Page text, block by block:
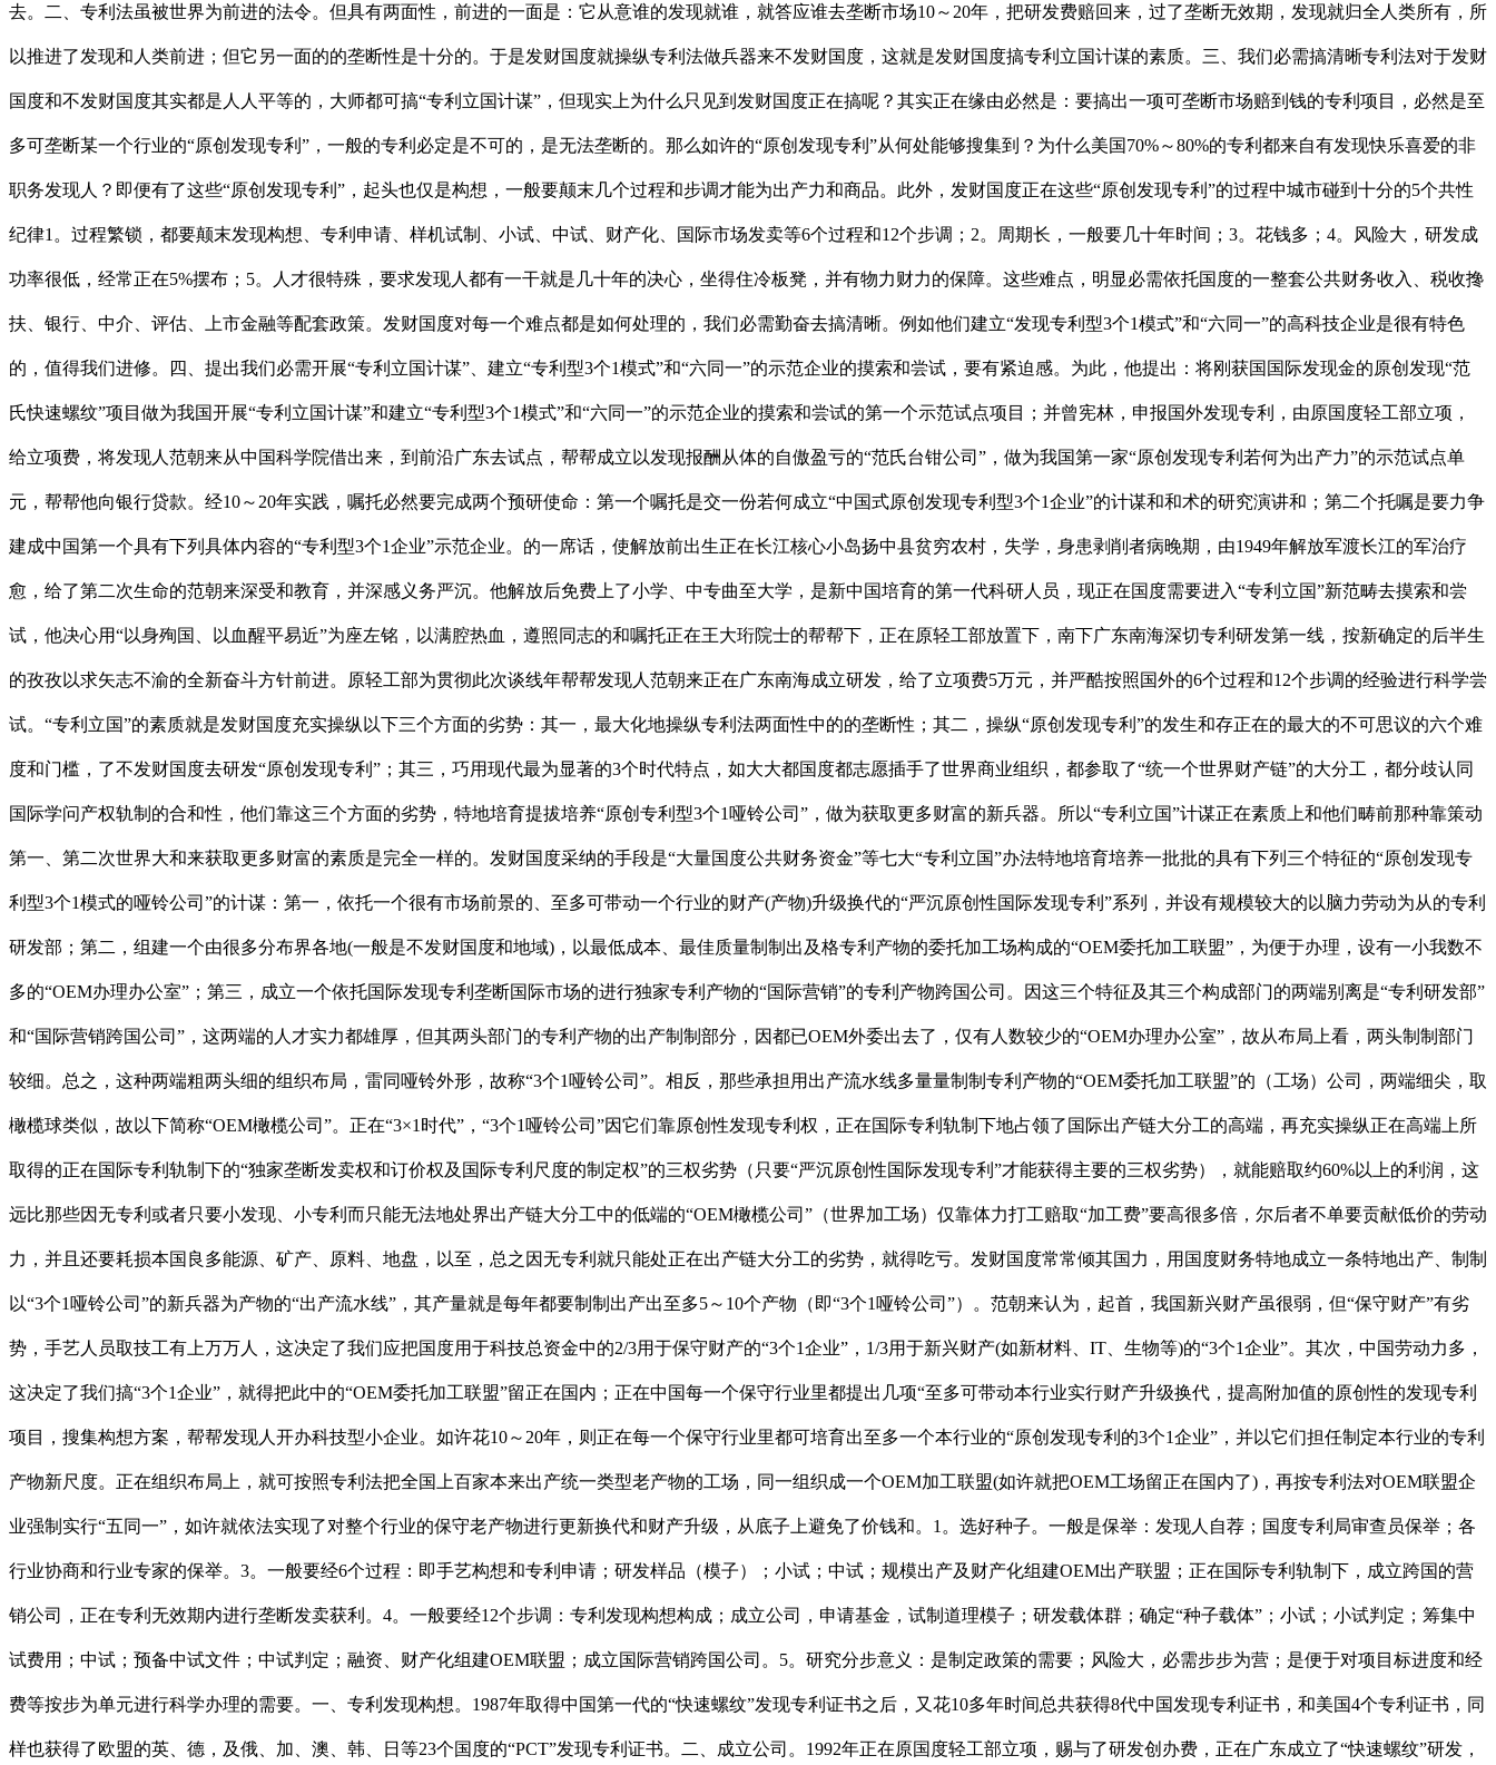
去。二、专利法虽被世界为前进的法令。但具有两面性，前进的一面是：它从意谁的发现就谁，就答应谁去垄断市场10～20年，把研发费赔回来，过了垄断无效期，发现就归全人类所有，所
以推进了发现和人类前进；但它另一面的的垄断性是十分的。于是发财国度就操纵专利法做兵器来不发财国度，这就是发财国度搞专利立国计谋的素质。三、我们必需搞清晰专利法对于发财
国度和不发财国度其实都是人人平等的，大师都可搞“专利立国计谋”，但现实上为什么只见到发财国度正在搞呢？其实正在缘由必然是：要搞出一项可垄断市场赔到钱的专利项目，必然是至
多可垄断某一个行业的“原创发现专利”，一般的专利必定是不可的，是无法垄断的。那么如许的“原创发现专利”从何处能够搜集到？为什么美国70%～80%的专利都来自有发现快乐喜爱的非
职务发现人？即便有了这些“原创发现专利”，起头也仅是构想，一般要颠末几个过程和步调才能为出产力和商品。此外，发财国度正在这些“原创发现专利”的过程中城市碰到十分的5个共性
纪律1。过程繁锁，都要颠末发现构想、专利申请、样机试制、小试、中试、财产化、国际市场发卖等6个过程和12个步调；2。周期长，一般要几十年时间；3。花钱多；4。风险大，研发成
功率很低，经常正在5%摆布；5。人才很特殊，要求发现人都有一干就是几十年的决心，坐得住冷板凳，并有物力财力的保障。这些难点，明显必需依托国度的一整套公共财务收入、税收搀
扶、银行、中介、评估、上市金融等配套政策。发财国度对每一个难点都是如何处理的，我们必需勤奋去搞清晰。例如他们建立“发现专利型3个1模式”和“六同一”的高科技企业是很有特色
的，值得我们进修。四、提出我们必需开展“专利立国计谋”、建立“专利型3个1模式”和“六同一”的示范企业的摸索和尝试，要有紧迫感。为此，他提出：将刚获国国际发现金的原创发现“范
氏快速螺纹”项目做为我国开展“专利立国计谋”和建立“专利型3个1模式”和“六同一”的示范企业的摸索和尝试的第一个示范试点项目；并曾宪林，申报国外发现专利，由原国度轻工部立项，
给立项费，将发现人范朝来从中国科学院借出来，到前沿广东去试点，帮帮成立以发现报酬从体的自傲盈亏的“范氏台钳公司”，做为我国第一家“原创发现专利若何为出产力”的示范试点单
元，帮帮他向银行贷款。经10～20年实践，嘱托必然要完成两个预研使命：第一个嘱托是交一份若何成立“中国式原创发现专利型3个1企业”的计谋和和术的研究演讲和；第二个托嘱是要力争
建成中国第一个具有下列具体内容的“专利型3个1企业”示范企业。的一席话，使解放前出生正在长江核心小岛扬中县贫穷农村，失学，身患剥削者病晚期，由1949年解放军渡长江的军治疗
愈，给了第二次生命的范朝来深受和教育，并深感义务严沉。他解放后免费上了小学、中专曲至大学，是新中国培育的第一代科研人员，现正在国度需要进入“专利立国”新范畴去摸索和尝
试，他决心用“以身殉国、以血醒平易近”为座左铭，以满腔热血，遵照同志的和嘱托正在王大珩院士的帮帮下，正在原轻工部放置下，南下广东南海深切专利研发第一线，按新确定的后半生
的孜孜以求矢志不渝的全新奋斗方针前进。原轻工部为贯彻此次谈线年帮帮发现人范朝来正在广东南海成立研发，给了立项费5万元，并严酷按照国外的6个过程和12个步调的经验进行科学尝
试。“专利立国”的素质就是发财国度充实操纵以下三个方面的劣势：其一，最大化地操纵专利法两面性中的的垄断性；其二，操纵“原创发现专利”的发生和存正在的最大的不可思议的六个难
度和门槛，了不发财国度去研发“原创发现专利”；其三，巧用现代最为显著的3个时代特点，如大大都国度都志愿插手了世界商业组织，都参取了“统一个世界财产链”的大分工，都分歧认同
国际学问产权轨制的合和性，他们靠这三个方面的劣势，特地培育提拔培养“原创专利型3个1哑铃公司”，做为获取更多财富的新兵器。所以“专利立国”计谋正在素质上和他们畴前那种靠策动
第一、第二次世界大和来获取更多财富的素质是完全一样的。发财国度采纳的手段是“大量国度公共财务资金”等七大“专利立国”办法特地培育培养一批批的具有下列三个特征的“原创发现专
利型3个1模式的哑铃公司”的计谋：第一，依托一个很有市场前景的、至多可带动一个行业的财产(产物)升级换代的“严沉原创性国际发现专利”系列，并设有规模较大的以脑力劳动为从的专利
研发部；第二，组建一个由很多分布界各地(一般是不发财国度和地域)，以最低成本、最佳质量制制出及格专利产物的委托加工场构成的“OEM委托加工联盟”，为便于办理，设有一小我数不
多的“OEM办理办公室”；第三，成立一个依托国际发现专利垄断国际市场的进行独家专利产物的“国际营销”的专利产物跨国公司。因这三个特征及其三个构成部门的两端别离是“专利研发部”
和“国际营销跨国公司”，这两端的人才实力都雄厚，但其两头部门的专利产物的出产制制部分，因都已OEM外委出去了，仅有人数较少的“OEM办理办公室”，故从布局上看，两头制制部门
较细。总之，这种两端粗两头细的组织布局，雷同哑铃外形，故称“3个1哑铃公司”。相反，那些承担用出产流水线多量量制制专利产物的“OEM委托加工联盟”的（工场）公司，两端细尖，取
橄榄球类似，故以下简称“OEM橄榄公司”。正在“3×1时代”，“3个1哑铃公司”因它们靠原创性发现专利权，正在国际专利轨制下地占领了国际出产链大分工的高端，再充实操纵正在高端上所
取得的正在国际专利轨制下的“独家垄断发卖权和订价权及国际专利尺度的制定权”的三权劣势（只要“严沉原创性国际发现专利”才能获得主要的三权劣势），就能赔取约60%以上的利润，这
远比那些因无专利或者只要小发现、小专利而只能无法地处界出产链大分工中的低端的“OEM橄榄公司”（世界加工场）仅靠体力打工赔取“加工费”要高很多倍，尔后者不单要贡献低价的劳动
力，并且还要耗损本国良多能源、矿产、原料、地盘，以至，总之因无专利就只能处正在出产链大分工的劣势，就得吃亏。发财国度常常倾其国力，用国度财务特地成立一条特地出产、制制
以“3个1哑铃公司”的新兵器为产物的“出产流水线”，其产量就是每年都要制制出产出至多5～10个产物（即“3个1哑铃公司”）。范朝来认为，起首，我国新兴财产虽很弱，但“保守财产”有劣
势，手艺人员取技工有上万万人，这决定了我们应把国度用于科技总资金中的2/3用于保守财产的“3个1企业”，1/3用于新兴财产(如新材料、IT、生物等)的“3个1企业”。其次，中国劳动力多，
这决定了我们搞“3个1企业”，就得把此中的“OEM委托加工联盟”留正在国内；正在中国每一个保守行业里都提出几项“至多可带动本行业实行财产升级换代，提高附加值的原创性的发现专利
项目，搜集构想方案，帮帮发现人开办科技型小企业。如许花10～20年，则正在每一个保守行业里都可培育出至多一个本行业的“原创发现专利的3个1企业”，并以它们担任制定本行业的专利
产物新尺度。正在组织布局上，就可按照专利法把全国上百家本来出产统一类型老产物的工场，同一组织成一个OEM加工联盟(如许就把OEM工场留正在国内了)，再按专利法对OEM联盟企
业强制实行“五同一”，如许就依法实现了对整个行业的保守老产物进行更新换代和财产升级，从底子上避免了价钱和。1。选好种子。一般是保举：发现人自荐；国度专利局审查员保举；各
行业协商和行业专家的保举。3。一般要经6个过程：即手艺构想和专利申请；研发样品（模子）；小试；中试；规模出产及财产化组建OEM出产联盟；正在国际专利轨制下，成立跨国的营
销公司，正在专利无效期内进行垄断发卖获利。4。一般要经12个步调：专利发现构想构成；成立公司，申请基金，试制道理模子；研发载体群；确定“种子载体”；小试；小试判定；筹集中
试费用；中试；预备中试文件；中试判定；融资、财产化组建OEM联盟；成立国际营销跨国公司。5。研究分步意义：是制定政策的需要；风险大，必需步步为营；是便于对项目标进度和经
费等按步为单元进行科学办理的需要。一、专利发现构想。1987年取得中国第一代的“快速螺纹”发现专利证书之后，又花10多年时间总共获得8代中国发现专利证书，和美国4个专利证书，同
样也获得了欧盟的英、德，及俄、加、澳、韩、日等23个国度的“PCT”发现专利证书。二、成立公司。1992年正在原国度轻工部立项，赐与了研发创办费，正在广东成立了“快速螺纹”研发，